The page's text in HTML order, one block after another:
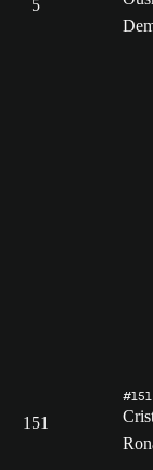
5
151
#151